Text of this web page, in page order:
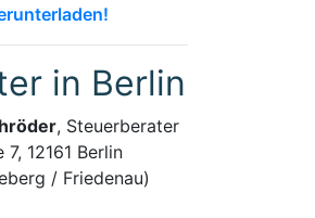
in Berlin
, Steuerberater
12161 Berlin
/ Friedenau)